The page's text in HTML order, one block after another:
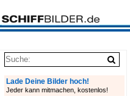
Lade Deine Bilder hoch!
Jeder kann mitmachen, kostenlos!